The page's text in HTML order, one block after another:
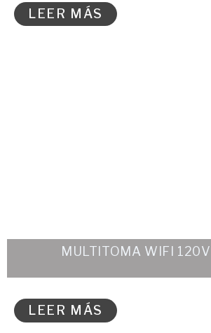
LEER MÁS
MULTITOMA WIFI
LEER MÁS